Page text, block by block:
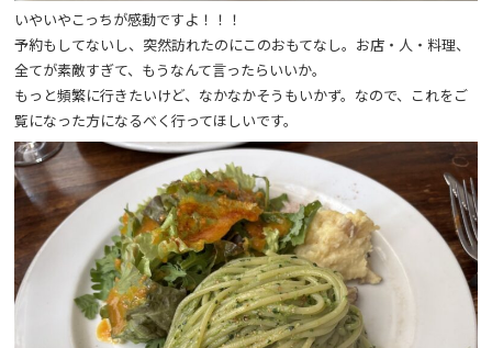
いやいやこっちが感動ですよ！！！
予約もしてないし、突然訪れたのにこのおもてなし。お店・人・料理、
全てが素敵すぎて、もうなんて言ったらいいか。
もっと頻繁に行きたいけど、なかなかそうもいかず。なので、これをご
覧になった方になるべく行ってほしいです。